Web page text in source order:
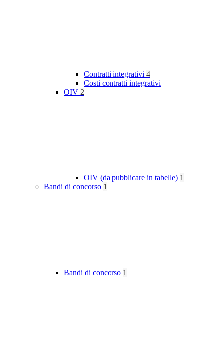
Contratti integrativi 4
Costi contratti integrativi
OIV 2
OIV (da pubblicare in tabelle) 1
Bandi di concorso 1
Bandi di concorso 1